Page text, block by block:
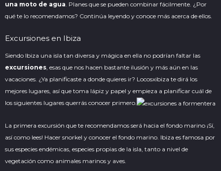
una moto de agua. Planes que se pueden combinar fácilmente. ¿Por
qué te lo recomendamos? Continúa leyendo y conoce más acerca de ellos.
Excursiones en Ibiza
Siendo Ibiza una isla tan diversa y mágica en ella no podrían faltar las
excursiones , esas que nos hacen bastante ilusión y más aún en las
vacaciones. ¿Ya planificaste a donde quieres ir? Locosxibiza te dirá los
mejores lugares, así que toma lápiz y papel y empieza a planificar cuál de
los siguientes lugares querrás conocer primero.
La primera excursión que te recomendamos será hacia el fondo marino ¡Sí,
así como lees! Hacer snorkel y conocer el fondo marino. Ibiza es famosa por
sus especies endémicas, especies propias de la isla, tanto a nivel de
vegetación como animales marinos y aves.